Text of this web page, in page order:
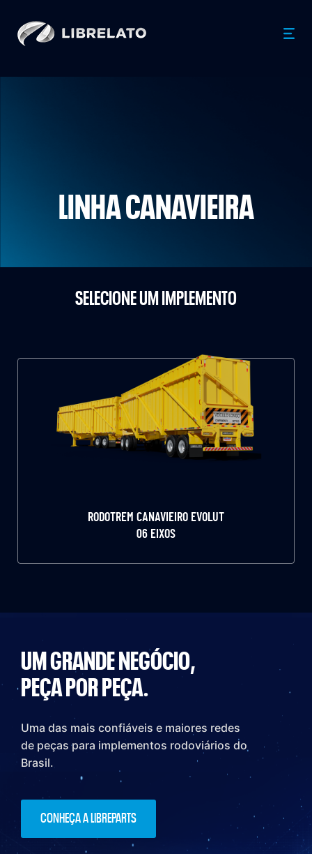
LINHA CANAVIEIRA
SELECIONE UM IMPLEMENTO
RODOTREM CANAVIEIRO EVOLUT
06 EIXOS
UM GRANDE NEGÓCIO,
PEÇA POR PEÇA.
Uma das mais confiáveis e maiores redes
de peças para implementos rodoviários do
Brasil.
CONHEÇA A LIBREPARTS